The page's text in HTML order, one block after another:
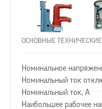
ОСНОВНЫЕ
Номинальное
Номинальный ток
Номинальный ток, А
Наибольшее рабочее